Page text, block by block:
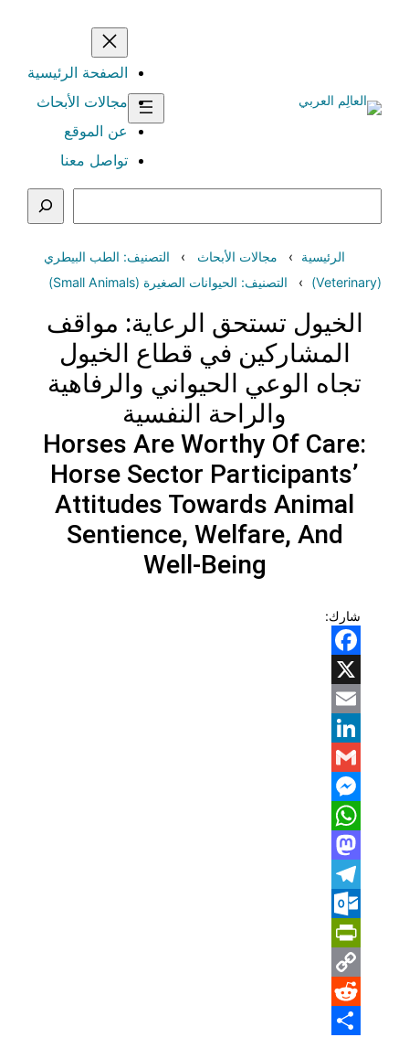
الصفحة الرئيسية
مجالات الأبحاث
عن الموقع
تواصل معنا
الرئيسية مجالات الأبحاث
التصنيف: الطب البيطري
(Veterinary)
التصنيف: الحيوانات الصغيرة (Small Animals)
الخيول تستحق الرعاية: مواقف
المشاركين في قطاع الخيول
تجاه الوعي الحيواني والرفاهية
والراحة النفسية
Horses Are Worthy Of Care:
Horse Sector Participants’
Attitudes Towards Animal
Sentience, Welfare, And
Well-Being
شارك:
Facebook
X
Email
LinkedIn
Gmail
Messenger
WhatsApp
Mastodon
Telegram
Outlook.com
PrintFriendly
Copy
Link
Reddit